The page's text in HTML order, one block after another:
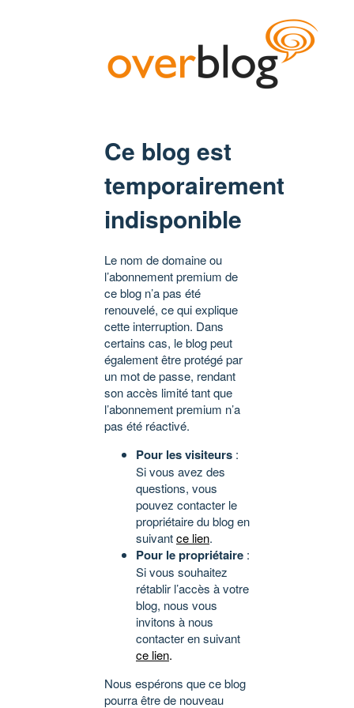
Ce blog est
temporairement
indisponible
Le nom de domaine ou
l’abonnement premium de
ce blog n’a pas été
renouvelé, ce qui explique
cette interruption. Dans
certains cas, le blog peut
également être protégé par
un mot de passe, rendant
son accès limité tant que
l’abonnement premium n’a
pas été réactivé.
Pour les visiteurs :
Si vous avez des
questions, vous
pouvez contacter le
propriétaire du blog en
suivantce lien.
Pour le propriétaire :
Si vous souhaitez
rétablir l’accès à votre
blog, nous vous
invitons à nous
contacter en suivant
ce lien.
Nous espérons que ce blog
pourra être de nouveau